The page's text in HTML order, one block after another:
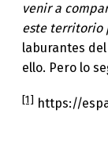
venir a
este territorio
laburantes
ello. Pero lo
[1] https://